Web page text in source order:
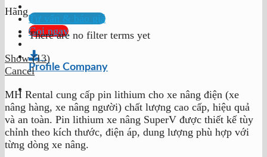
Tư vấn & báo giá
Gọi ngay
Profile Company
Hãng
There are no filter terms yet
Show(13)
Cancel
MH Rental cung cấp pin lithium cho xe nâng điện (xe
nâng hàng, xe nâng người) chất lượng cao cấp, hiệu quả
và an toàn. Pin lithium xe nâng SuperV được thiết kế tùy
chỉnh theo kích thước, điện áp, dung lượng phù hợp với
từng dòng xe nâng.